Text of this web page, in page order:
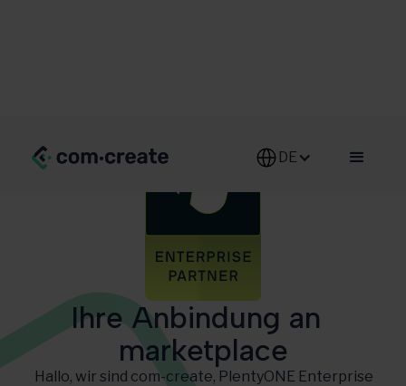
DE-DE
Ihre Anbindung an
marketplace
Hallo, wir sind com-create, PlentyONE Enterprise